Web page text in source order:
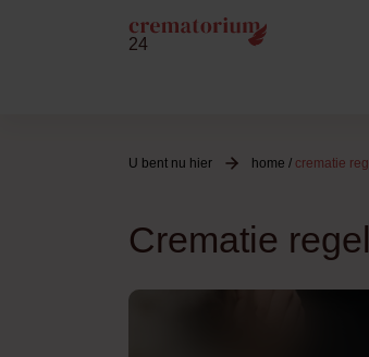
24
U bent nu hier home / crematie
Crematie